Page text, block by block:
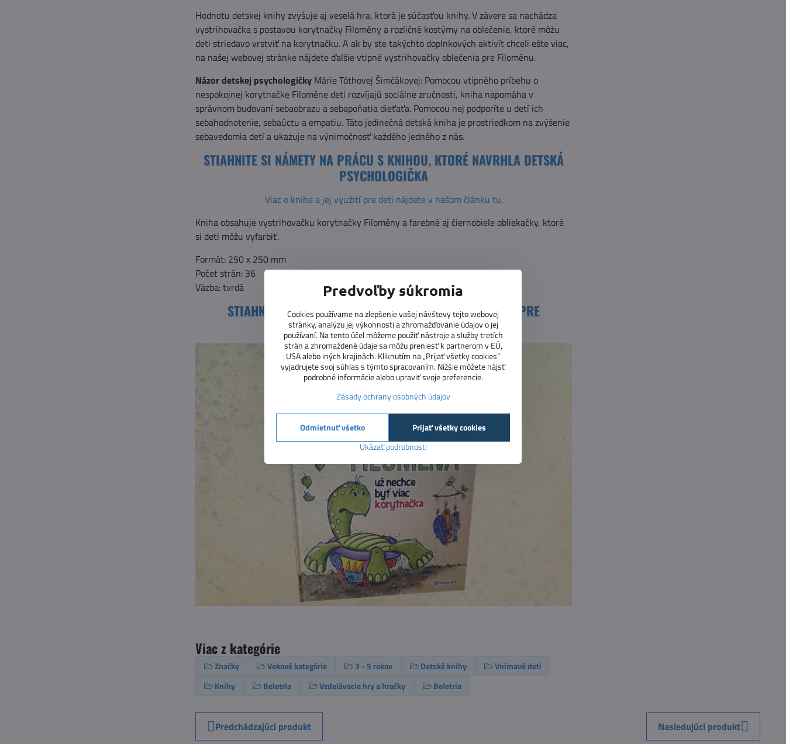
Hodnotu detskej knihy zvyšuje aj veselá hra, ktorá je súčasťou knihy. V závere sa nachádza
vystrihovačka s postavou korytnačky Filomény a rozličné kostýmy na oblečenie, ktoré môžu
deti striedavo vrstviť na korytnačku. A ak by ste takýchto doplnkových aktivít chceli ešte viac,
na našej webovej stránke nájdete ďalšie vtipné vystrihovačky oblečenia pre Filoménu.
Názor detskej psychologičkyMárie Tóthovej Šimčákovej: Pomocou vtipného príbehu o
nespokojnej korytnačke Filoméne deti rozvíjajú sociálne zručnosti, kniha napomáha v
správnom budovaní sebaobrazu a sebapoňatia dieťaťa. Pomocou nej podporíte u detí ich
sebahodnotenie, sebaúctu a empatiu. Táto jedinečná detská kniha je prostriedkom na zvýšenie
sebavedomia detí a ukazuje na výnimočnosť každého jedného z nás.
STIAHNITE SI NÁMETY NA PRÁCU S KNIHOU, KTORÉ NAVRHLA DETSKÁ
PSYCHOLOGIČKA
Viac o knihe a jej využití pre deti nájdete v našom článku tu.
Kniha obsahuje vystrihovačku korytnačky Filomény a farebné aj čiernobiele obliekačky, ktoré
si deti môžu vyfarbiť.
Formát: 250 x 250 mm
Počet strán: 36
Väzba: tvrdá
STIAHNITE SI NÁHRADNÉ OBLEČENIE - VYSTRIHOVAČKU PRE
KORYTNAČKU FILOMÉNU!
Viac z kategórie
Značky Vekové kategórie 3 - 5 rokov Detské knihy
Vnímavé deti
Knihy
Beletria Vzdelávacie hry a hračky Beletria
Predchádzajúci produkt Nasledujúci produkt
Predvoľby súkromia
Cookies používame na zlepšenie vašej návštevy tejto webovej
stránky, analýzu jej výkonnosti a zhromažďovanie údajov o jej
používaní. Na tento účel môžeme použiť nástroje a služby tretích
strán a zhromaždené údaje sa môžu preniesť k partnerom v EÚ,
USA alebo iných krajinách. Kliknutím na „Prijať všetky cookies“
vyjadrujete svoj súhlas s týmto spracovaním. Nižšie môžete nájsť
podrobné informácie alebo upraviť svoje preferencie.
Zásady ochrany osobných údajov
Ukázať podrobnosti
Prijať všetky cookies
Odmietnuť všetko